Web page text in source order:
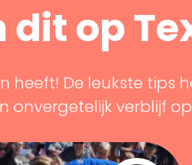
dit op
heeft! De leukste tips
onvergetelijk verblijf op